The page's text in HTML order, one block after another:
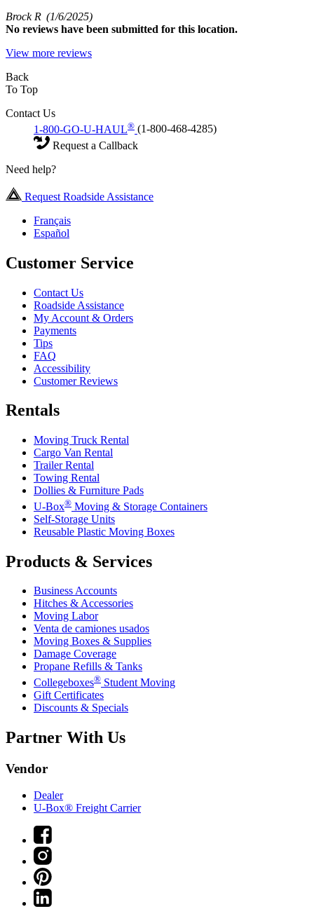
Brock R (1/6/2025)
No reviews have been submitted for this location.
View more reviews
Back
To Top
Contact Us
1-800-GO-U-HAUL® (1-800-468-4285)
Request a Callback
Need help?
Request Roadside Assistance
Français
Español
Customer Service
Contact Us
Roadside Assistance
My Account & Orders
Payments
Tips
FAQ
Accessibility
Customer Reviews
Rentals
Moving Truck Rental
Cargo Van Rental
Trailer Rental
Towing Rental
Dollies & Furniture Pads
U-Box® Moving & Storage Containers
Self-Storage Units
Reusable Plastic Moving Boxes
Products & Services
Business Accounts
Hitches & Accessories
Moving Labor
Venta de camiones usados
Moving Boxes & Supplies
Damage Coverage
Propane Refills & Tanks
Collegeboxes® Student Moving
Gift Certificates
Discounts & Specials
Partner With Us
Vendor
Dealer
U-Box® Freight Carrier